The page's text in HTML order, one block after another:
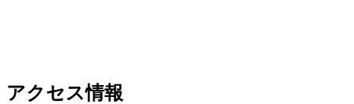
アクセス情報